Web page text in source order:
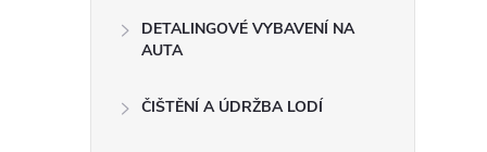
DETALINGOVÉ VYBAVENÍ NA
AUTA
ČIŠTĚNÍ A ÚDRŽBA LODÍ